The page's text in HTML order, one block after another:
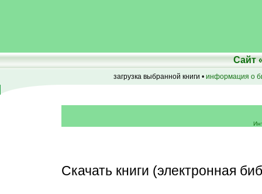
Сайт
загрузка выбранной книги • информация о
Скачать книги (электронная